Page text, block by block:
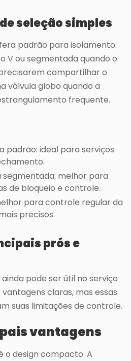
seleção simples
padrão para isolamento.
V ou segmentada quando o
compartilhar o
válvula globo quando a
frequente.
padrão: ideal para serviços
segmentada: melhor para
de bloqueio e controle.
para controle regular da
precisos.
prós e
pode ser útil no serviço
claras, mas essas
suas limitações de controle.
vantagens
o design compacto. A